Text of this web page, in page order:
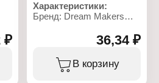
₽
Характеристики:
Бренд: Dream Makers
Тип товара: Пазл
Модель: "Веселые
машинки"
Размер собранного
36,34 ₽
В корзину